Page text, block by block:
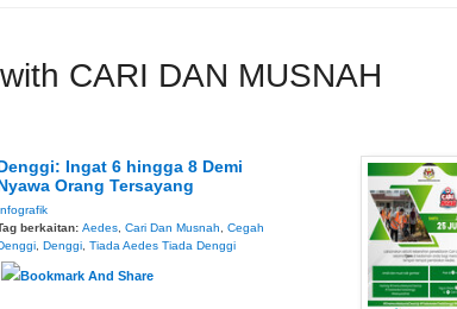
CARI DAN MUSNAH
Ingat 6 hingga 8 Demi
Orang Tersayang
berkaitan: Aedes Cari Dan Musnah
Cegah
Denggi Tiada Aedes Tiada Denggi